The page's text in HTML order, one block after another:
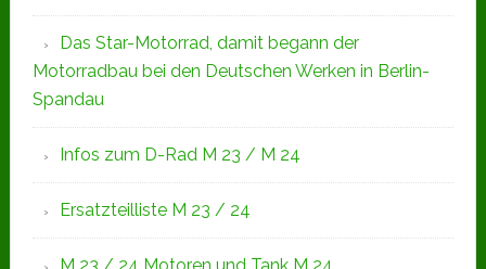
Das Star-Motorrad, damit begann der
Motorradbau bei den Deutschen Werken in Berlin-
Spandau
Infos zum D-Rad M 23 / M 24
Ersatzteilliste M 23 / 24